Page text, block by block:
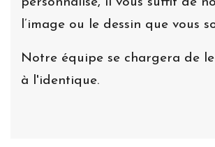
l’image ou le dessin que vous
Notre équipe se chargera de
à l'identique.